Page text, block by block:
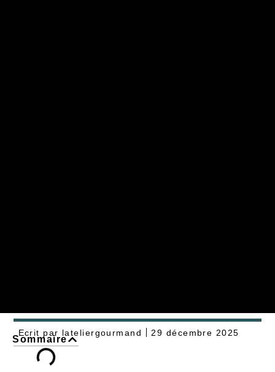
Ecrit par lateliergourmand 29 décembre 2025
Sommaire